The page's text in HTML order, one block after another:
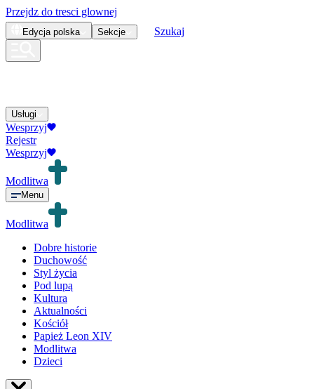
Przejdz do tresci glownej
Edycja polska Sekcje Szukaj
Usługi
Wesprzyj
Rejestr
Wesprzyj
Modlitwa
Menu
Modlitwa
Dobre historie
Duchowość
Styl życia
Pod lupą
Kultura
Aktualności
Kościół
Papież Leon XIV
Modlitwa
Dzieci